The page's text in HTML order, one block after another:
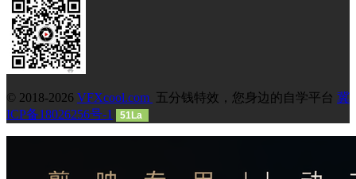
© 2018-2026 VFXcool.com 五分钱特效，您身边的自学平台 冀
ICP备18026256号-1
51La